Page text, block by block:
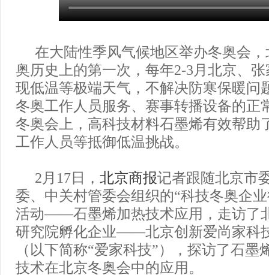
在大陆性季风气候地区举办冬奥会
奥历史上的第一次，每年2-3月北京、
现低温等极端天气，不解决防寒保暖问
冬奥工作人员服务、赛事转播设备的正
冬奥会上，高科技材料石墨烯有效帮助
工作人员等抵御低温挑战。
2月17日， 北京商报记者跟随北京市
委、中关村管委会组织的“科技冬奥企
活动——石墨烯加热技术应用，走访了
研究院孵化企业——北京创新爱尚家科
（以下简称“爱家科技”），探访了石墨
技术在北京冬奥会中的应用。